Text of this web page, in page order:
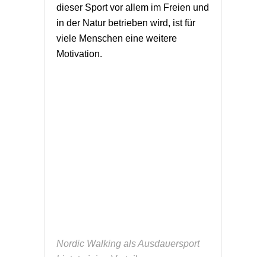
dieser Sport vor allem im Freien und
in der Natur betrieben wird, ist für
viele Menschen eine weitere
Motivation.
Nordic Walking als Ausdauersport